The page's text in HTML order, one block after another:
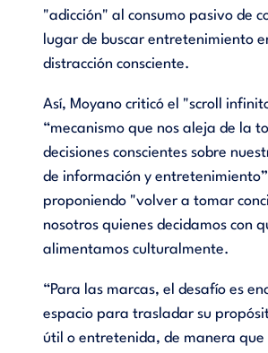
"adicción" al consumo pasivo de
lugar de buscar entretenimiento
distracción consciente.
Así, Moyano criticó el "scroll
“mecanismo que nos aleja de la
decisiones conscientes sobre
de información y
proponiendo "volver a tomar
nosotros quienes decidamos con
alimentamos culturalmente.
“Para las marcas, el desafío es
espacio para trasladar su
útil o entretenida, de manera que